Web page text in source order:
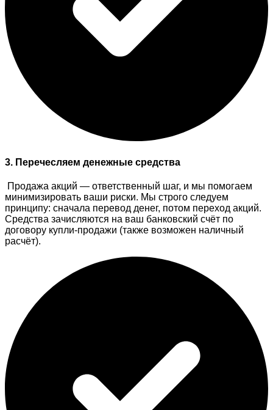
3. Перечесляем денежные средства
Продажа акций — ответственный шаг, и мы помогаем
минимизировать ваши риски. Мы строго следуем
принципу: сначала перевод денег, потом переход акций.
Средства зачисляются на ваш банковский счёт по
договору купли-продажи (также возможен наличный
расчёт).